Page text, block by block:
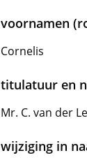
voornamen
Cornelis
titulatuur en
Mr. C. van der
wijziging in